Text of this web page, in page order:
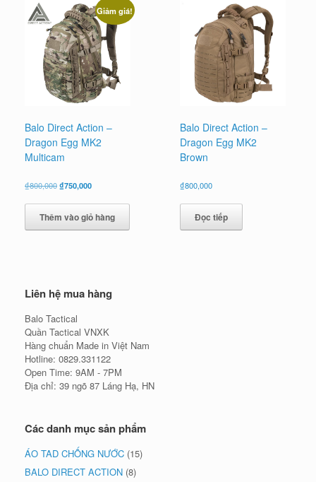
Giảm giá!
Balo Direct Action –
Dragon Egg MK2
Multicam
₫800,000Giá
là:
₫800,000.
₫750,000Giá
tại
là:
₫750,000.
Thêm vào giỏ hàng
Balo Direct Action –
Dragon Egg MK2
Brown
₫800,000
Đọc tiếp
Liên hệ mua hàng
Balo Tactical
Quần Tactical VNXK
Hàng chuẩn Made in Việt Nam
Hotline: 0829.331122
Open Time: 9AM - 7PM
Địa chỉ: 39 ngõ 87 Láng Hạ, HN
Các danh mục sản phẩm
ÁO TAD CHỐNG NƯỚC (15)
BALO DIRECT ACTION (8)